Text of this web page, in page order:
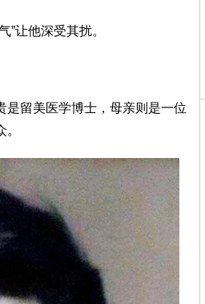
让他深受其扰。
是留美医学博士，母亲则是一位